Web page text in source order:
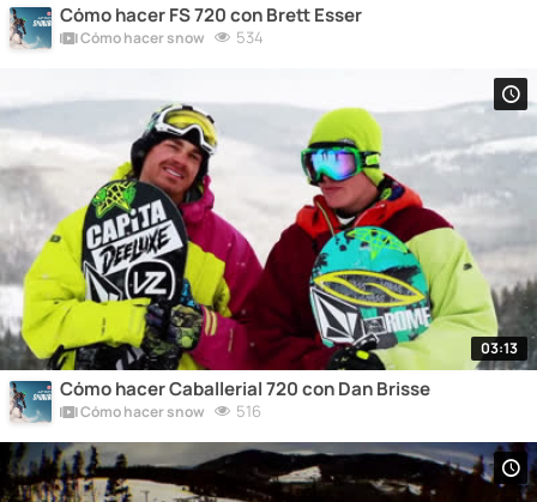
Cómo hacer FS 720 con Brett Esser
Cómo hacer snow 534
03:13
Cómo hacer Caballerial 720 con Dan Brisse
Cómo hacer snow 516